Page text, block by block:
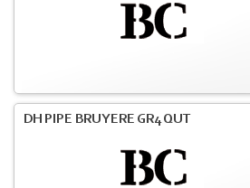
DH PIPE BRUYERE GR4 QUT